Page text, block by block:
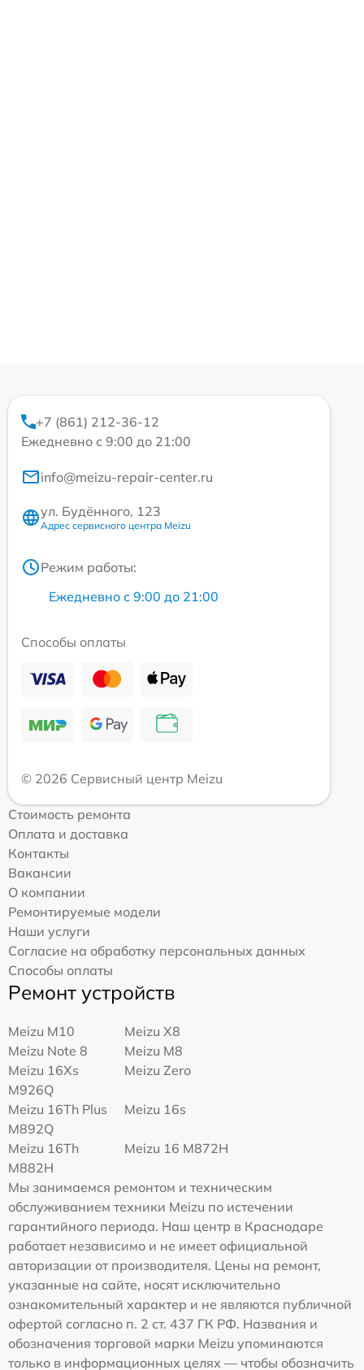
+7 (861) 212-36-12
Ежедневно с 9:00 до 21:00
info@meizu-repair-center.ru
ул. Будённого, 123
Адрес сервисного центра Meizu
Режим работы:
Ежедневно с 9:00 до 21:00
Способы оплаты
© 2026 Сервисный центр Meizu
Стоимость ремонта
Оплата и доставка
Контакты
Вакансии
О компании
Ремонтируемые модели
Наши услуги
Согласие на обработку персональных данных
Способы оплаты
Ремонт устройств
Meizu M10
Meizu X8
Meizu Note 8
Meizu M8
Meizu 16Xs
M926Q
Meizu Zero
Meizu 16Th Plus
M892Q
Meizu 16s
Meizu 16Th
M882H
Meizu 16 M872H
Мы занимаемся ремонтом и техническим
обслуживанием техники Meizu по истечении
гарантийного периода. Наш центр в Краснодаре
работает независимо и не имеет официальной
авторизации от производителя. Цены на ремонт,
указанные на сайте, носят исключительно
ознакомительный характер и не являются публичной
офертой согласно п. 2 ст. 437 ГК РФ. Названия и
обозначения торговой марки Meizu упоминаются
только в информационных целях — чтобы обозначить